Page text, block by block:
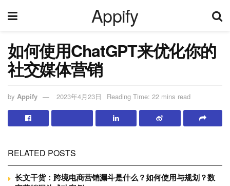
Appify
如何使用ChatGPT来优化你的
社交媒体营销
by Appify 2023年4月23日 Reading Time: 22 mins read
RELATED POSTS
长文干货：跨境电商营销漏斗是什么？如何使用与规划？数